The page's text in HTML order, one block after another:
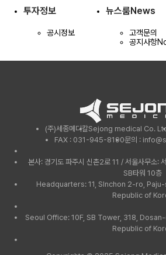
투자정보
공시정보
뉴스룸News
고객문의
공지사항
(주)세종메디칼Sejong medical Co.
FAX : 031-945-8190문의 :
본사: 경기도 파주시 신촌2로 11 / 서울사무소:
SB타워 10층
Headquarters: 11, SInchon 2-ro,
Republic of
Seoul Office: 10F, SB Tower, 318,
Republic of